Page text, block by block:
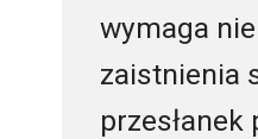
wymaga
zaistnienia